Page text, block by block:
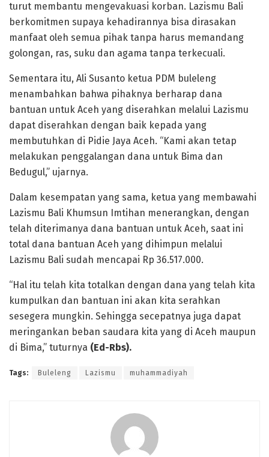
turut membantu mengevakuasi korban. Lazismu Bali
berkomitmen supaya kehadirannya bisa dirasakan
manfaat oleh semua pihak tanpa harus memandang
golongan, ras, suku dan agama tanpa terkecuali.
Sementara itu, Ali Susanto ketua PDM buleleng
menambahkan bahwa pihaknya berharap dana
bantuan untuk Aceh yang diserahkan melalui Lazismu
dapat diserahkan dengan baik kepada yang
membutuhkan di Pidie Jaya Aceh. “Kami akan tetap
melakukan penggalangan dana untuk Bima dan
Bedugul,” ujarnya.
Dalam kesempatan yang sama, ketua yang membawahi
Lazismu Bali Khumsun Imtihan menerangkan, dengan
telah diterimanya dana bantuan untuk Aceh, saat ini
total dana bantuan Aceh yang dihimpun melalui
Lazismu Bali sudah mencapai Rp 36.517.000.
“Hal itu telah kita totalkan dengan dana yang telah kita
kumpulkan dan bantuan ini akan kita serahkan
sesegera mungkin. Sehingga secepatnya juga dapat
meringankan beban saudara kita yang di Aceh maupun
di Bima,” tuturnya (Ed-Rbs).
Tags: Buleleng Lazismu muhammadiyah